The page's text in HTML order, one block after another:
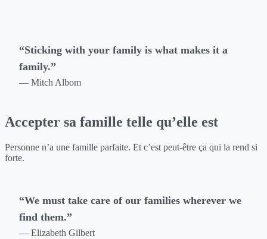
“Sticking with your family is what makes it a
family.”
— Mitch Albom
Accepter sa famille telle qu’elle est
Personne n’a une famille parfaite. Et c’est peut-être ça qui la rend si
forte.
“We must take care of our families wherever we
find them.”
— Elizabeth Gilbert